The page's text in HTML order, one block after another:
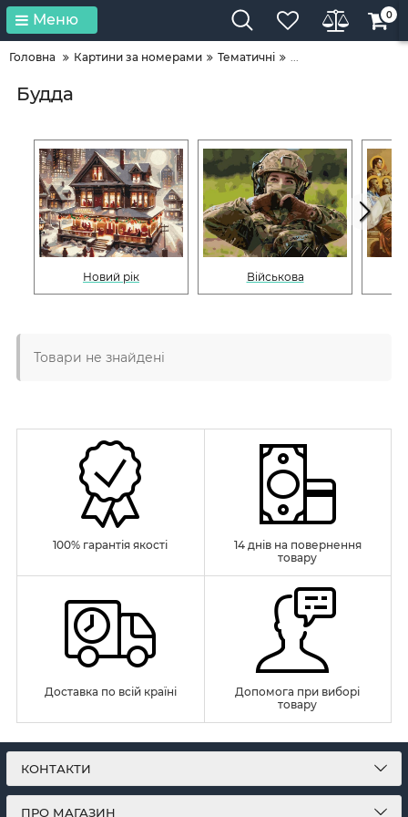
Меню 0
Головна Картини за номерами Тематичні ...
Будда
Новий рік Військова
Товари не знайдені
100% гарантія якості
14 днів на повернення
товару
Доставка по всій країні
Допомога при виборі
товару
КОНТАКТИ
ПРО МАГАЗИН